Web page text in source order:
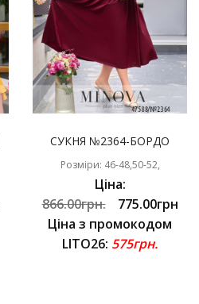
СУКНЯ №2364-БОРДО
Розміри: 46-48,50-52,
Ціна:
866.00грн.
775.00грн
Ціна з промокодом
LITO26: 575грн.